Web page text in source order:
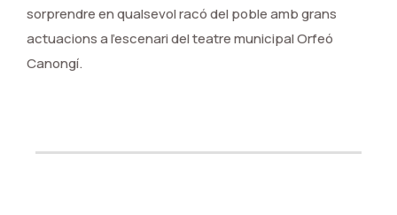
sorprendre en qualsevol racó del poble amb grans
actuacions a l’escenari del teatre municipal Orfeó
Canongí.